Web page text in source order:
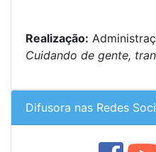
Realização:
Cuidando de gente,
Difusora nas Redes